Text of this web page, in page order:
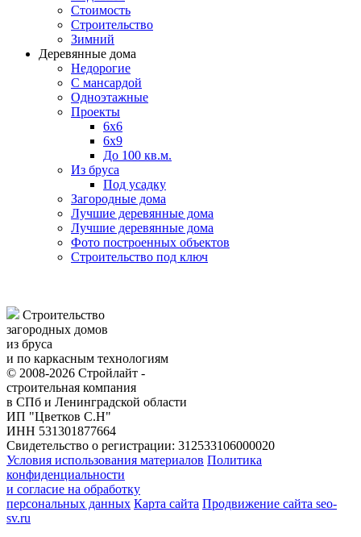
Стоимость
Строительство
Зимний
Деревянные дома
Недорогие
С мансардой
Одноэтажные
Проекты
6х6
6х9
До 100 кв.м.
Из бруса
Под усадку
Загородные дома
Лучшие деревянные дома
Лучшие деревянные дома
Фото построенных объектов
Строительство под ключ
Строительство
загородных домов
из бруса
и по каркасным технологиям
© 2008-2026 Стройлайт -
строительная компания
в СПб и Ленинградской области
ИП "Цветков С.Н"
ИНН 531301877664
Свидетельство о регистрации: 312533106000020
Условия использования материалов Политика
конфиденциальности
и согласие на обработку
персональных данных Карта сайта Продвижение сайта seo-
sv.ru